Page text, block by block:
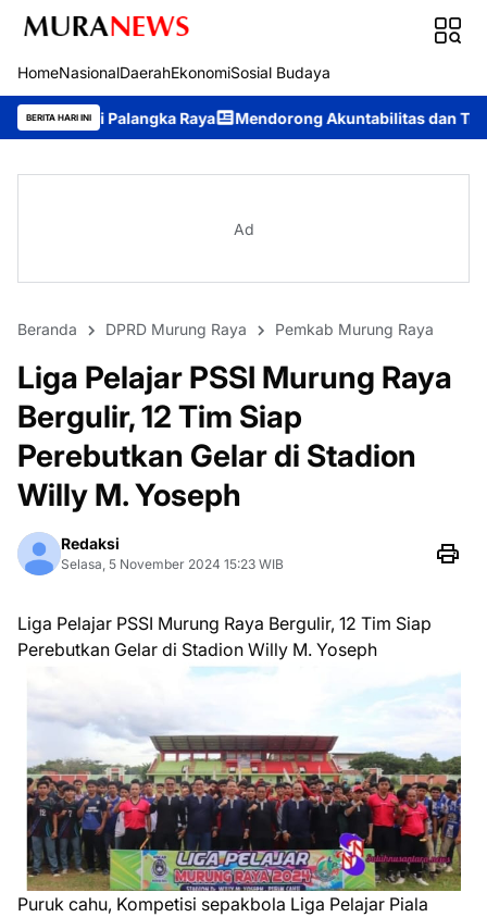
HomeNasionalDaerahEkonomiSosial Budaya
BERITA HARI INI
Raya Mendorong Akuntabilitas dan Transparansi: Polda
Ad
Beranda DPRD Murung Raya Pemkab Murung Raya
Liga Pelajar PSSI Murung Raya
Bergulir, 12 Tim Siap
Perebutkan Gelar di Stadion
Willy M. Yoseph
Redaksi
Selasa, 5 November 2024 15:23 WIB
Liga Pelajar PSSI Murung Raya Bergulir, 12 Tim Siap
Perebutkan Gelar di Stadion Willy M. Yoseph
Puruk cahu, Kompetisi sepakbola Liga Pelajar Piala